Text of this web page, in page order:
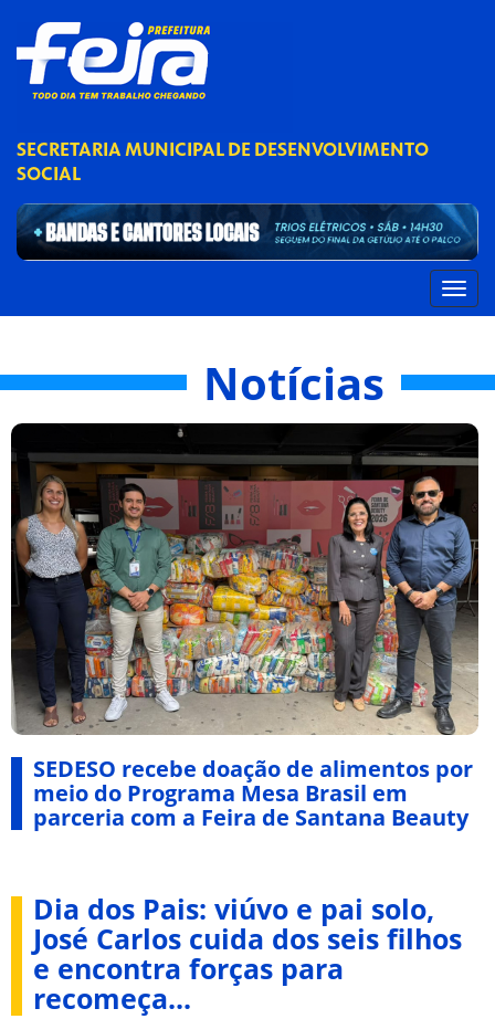
SECRETARIA MUNICIPAL DE DESENVOLVIMENTO
SOCIAL
Notícias
SEDESO recebe doação de alimentos por
meio do Programa Mesa Brasil em
parceria com a Feira de Santana Beauty
Dia dos Pais: viúvo e pai solo,
José Carlos cuida dos seis filhos
e encontra forças para
recomeça...